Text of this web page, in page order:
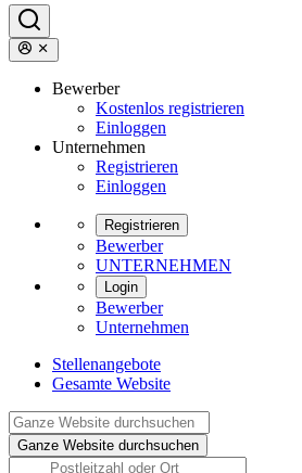
Bewerber
Kostenlos registrieren
Einloggen
Unternehmen
Registrieren
Einloggen
Registrieren
Bewerber
UNTERNEHMEN
Login
Bewerber
Unternehmen
Stellenangebote
Gesamte Website